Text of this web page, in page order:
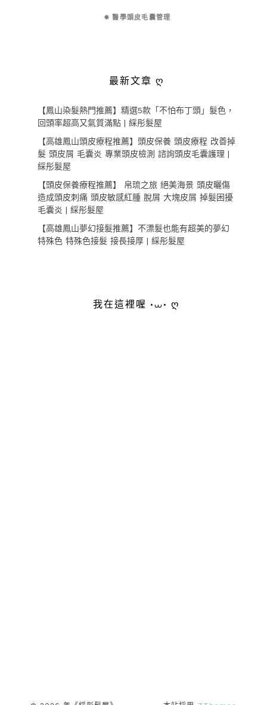
✵ 醫學頭皮毛囊管理
最新文章 ღ
【鳳山染髮熱門推薦】精選5款「不怕布丁頭」髮色，
回頭率超高又氣質滿點 | 綵彤髮屋
【高雄鳳山頭皮療程推薦】頭皮保養 頭皮療程 改善掉
髮 頭皮屑 毛囊炎 專業頭皮檢測 諮詢頭皮毛囊護理 |
綵彤髮屋
【頭皮保養療程推薦】 帛琉之旅 絕美海景 頭皮曬傷
造成頭皮刺痛 頭皮敏感紅腫 脫屑 大塊皮屑 掉髮困擾
毛囊炎 | 綵彤髮屋
【高雄鳳山夢幻接髮推薦】不漂髮也能有超美的夢幻
特殊色 特殊色接髮 接長接厚 | 綵彤髮屋
我在這裡喔 •⩊• ღ